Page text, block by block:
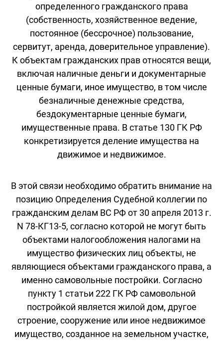
определенного гражданского права
(собственность, хозяйственное ведение,
постоянное (бессрочное) пользование,
сервитут, аренда, доверительное управление).
К объектам гражданских прав относятся вещи,
включая наличные деньги и документарные
ценные бумаги, иное имущество, в том числе
безналичные денежные средства,
бездокументарные ценные бумаги,
имущественные права. В статье 130 ГК РФ
конкретизируется деление имущества на
движимое и недвижимое.
В этой связи необходимо обратить внимание на
позицию Определения Судебной коллегии по
гражданским делам ВС РФ от 30 апреля 2013 г.
N 78-КГ13-5, согласно которой не могут быть
объектами налогообложения налогами на
имущество физических лиц объекты, не
являющиеся объектами гражданского права, а
именно самовольные постройки. Согласно
пункту 1 статьи 222 ГК РФ самовольной
постройкой является жилой дом, другое
строение, сооружение или иное недвижимое
имущество, созданное на земельном участке,